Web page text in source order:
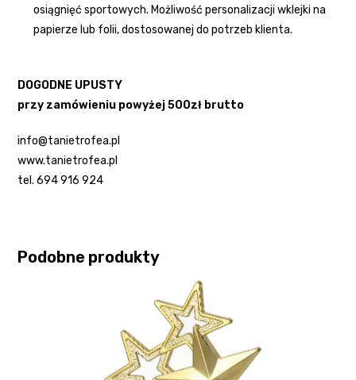
osiągnięć sportowych. Możliwość personalizacji wklejki na
papierze lub folii, dostosowanej do potrzeb klienta.
DOGODNE UPUSTY
przy zamówieniu powyżej 500zł brutto
info@tanietrofea.pl
www.tanietrofea.pl
tel. 694 916 924
Podobne produkty